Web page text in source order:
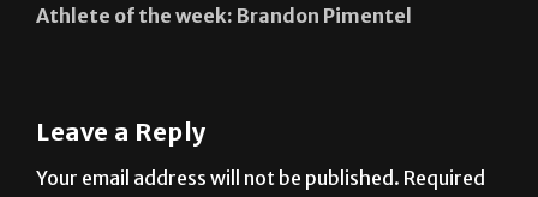
Athlete of the week: Brandon Pimentel
Leave a Reply
Your email address will not be published. Required